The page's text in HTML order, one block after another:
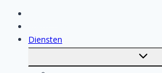
Diensten
Toggle